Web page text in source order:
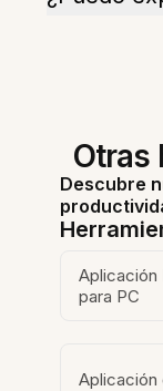
Otras
Descubre
Aplicación
para PC
Aplicación